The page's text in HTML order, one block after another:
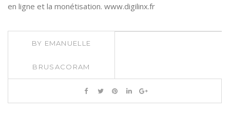
en ligne et la monétisation. www.digilinx.fr
BY EMANUELLE
BRUSACORAM